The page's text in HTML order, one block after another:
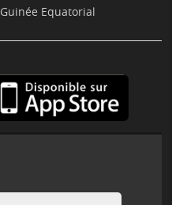
Guinée Equatorial